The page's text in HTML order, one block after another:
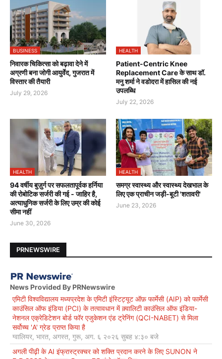
BUSINESS
निवारक चिकित्सा को बढ़ावा देने में
अग्रणी बना जोगी आयुर्वेद, गुजरात में
विस्तार की तैयारी
July 29, 2026
HEALTH
Patient-Centric Knee
Replacement Care के साथ डॉ.
मनु शर्मा ने वडोदरा में हासिल की नई
उपलब्धि
July 22, 2026
HEALTH
94 वर्षीय बुज़ुर्ग पर सफलतापूर्वक हर्निया
की रोबोटिक सर्जरी की गई - जाहिर है,
अत्याधुनिक सर्जरी के लिए उम्र की कोई
सीमा नहीं
June 30, 2026
HEALTH
समग्र स्वास्थ्य और स्वास्थ्य देखभाल के
लिए एक प्राचीन जड़ी-बूटी 'शतावरी'
June 23, 2026
PRNEWSWIRE
News Provided By PRNewswire
एमिटी विश्वविद्यालय मध्यप्रदेश के एमिटी इंस्टिट्यूट ऑफ़ फार्मेसी (AIP) को फार्मेसी
काउंसिल ऑफ इंडिया (PCI) के तत्वावधान में क़्वालिटी काउंसिल ऑफ इंडिया-
नेशनल एक्रेडिटेशन बोर्ड फॉर एजुकेशन एंड ट्रेनिंग (QCI-NABET) से मिला
सर्वोच्च 'A' ग्रेड प्राप्त किया है
ग्वालियर, भारत, अगस्त, गुरू, अग. ६ २०२६ सुबह ४:३० बजे
अगली पीढ़ी के AI इंफ्रास्ट्रक्चर को शक्ति प्रदान करने के लिए SUNON ने